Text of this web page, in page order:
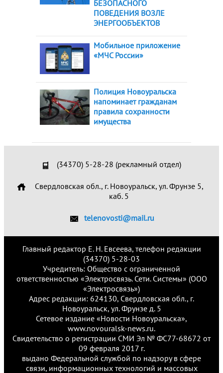
БЕЗОПАСНОГО
ПОВЕДЕНИЯ ВОЗЛЕ
ЭНЕРГООБЪЕКТОВ
Мобильное приложение
«МЧС России»
Полиция Новоуральска
напоминает гражданам
правила сохранности
имущества
(34370) 5-28-28 (рекламный отдел)
Свердловская обл., г. Новоуральск, ул. Фрунзе 5,
каб. 5
telenovosti@mail.ru
Главный редактор Е. Н. Евсеева, телефон редакции
(34370) 5-28-03
Учредитель: Общество с ограниченной
ответственностью «Электросвязь. Сети. Системы» (ООО
«Электросвязь»)
Адрес редакции: 624130, Свердловская обл., г.
Новоуральск, ул. Фрунзе д. 5
Сетевое издание «Новости Новоуральска»,
www.novouralsk-news.ru.
Свидетельство о регистрации СМИ Эл № ФС77-68672 от
09 февраля 2017 г.
выдано Федеральной службой по надзору в сфере
связи, информационных технологий и массовых